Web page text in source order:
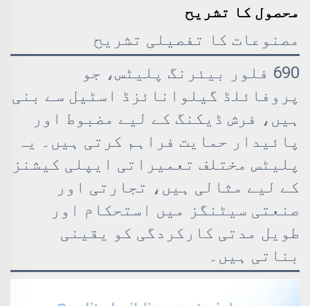
محصول کا تشریح
مصنوعات کا تفصیلی تشریح
690 فلور بیئرنگ پلیٹس، جو
پروفائلڈ گیلوانائزڈ اسٹیل سے بنی
ہیں، فرش ڈیکنگ کے لیے مضبوط اور
پائیدار حمایت فراہم کرتی ہیں۔ یہ
پلیٹس مختلف تعمیراتی ایپلی کیشنز
کے لیے مثالی ہیں، تجارتی اور
صنعتی سیٹنگز میں استحکام اور
طویل مدتی کارکردگی کو یقینی
بناتی ہیں۔